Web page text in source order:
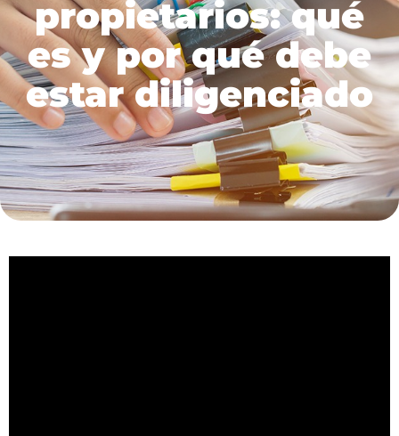
propietarios: qué
es y por qué debe
estar diligenciado